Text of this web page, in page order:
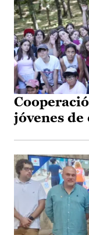
jóvenes de